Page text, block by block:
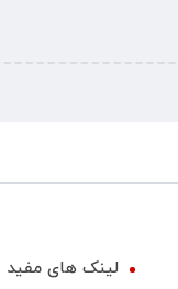
لینک های مفید